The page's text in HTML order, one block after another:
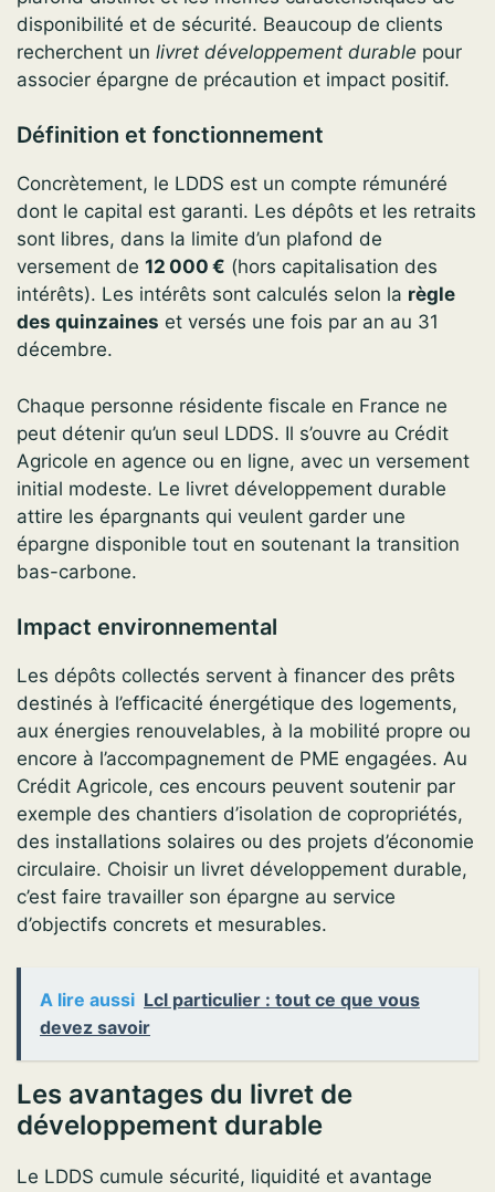
disponibilité et de sécurité. Beaucoup de clients
recherchent un livret développement durable pour
associer épargne de précaution et impact positif.
Définition et fonctionnement
Concrètement, le LDDS est un compte rémunéré
dont le capital est garanti. Les dépôts et les retraits
sont libres, dans la limite d’un plafond de
versement de 12 000 € (hors capitalisation des
intérêts). Les intérêts sont calculés selon la règle
des quinzaines et versés une fois par an au 31
décembre.
Chaque personne résidente fiscale en France ne
peut détenir qu’un seul LDDS. Il s’ouvre au Crédit
Agricole en agence ou en ligne, avec un versement
initial modeste. Le livret développement durable
attire les épargnants qui veulent garder une
épargne disponible tout en soutenant la transition
bas-carbone.
Impact environnemental
Les dépôts collectés servent à financer des prêts
destinés à l’efficacité énergétique des logements,
aux énergies renouvelables, à la mobilité propre ou
encore à l’accompagnement de PME engagées. Au
Crédit Agricole, ces encours peuvent soutenir par
exemple des chantiers d’isolation de copropriétés,
des installations solaires ou des projets d’économie
circulaire. Choisir un livret développement durable,
c’est faire travailler son épargne au service
d’objectifs concrets et mesurables.
A lire aussi Lcl particulier : tout ce que vous
devez savoir
Les avantages du livret de
développement durable
Le LDDS cumule sécurité, liquidité et avantage